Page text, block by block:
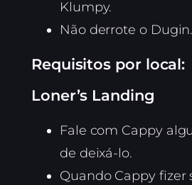
Klumpy.
Não derrote o Dugin.
Requisitos por local:
Loner’s Landing
Fale com Cappy
de deixá-lo.
Quando Cappy fizer